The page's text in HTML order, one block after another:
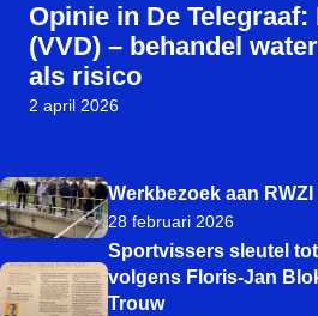
Opinie in De
(VVD) – behandel
als risico
2 april 2026
Werkbezoek aan RWZI
28 februari 2026
Sportvissers sleutel
volgens Floris‑Jan
Trouw